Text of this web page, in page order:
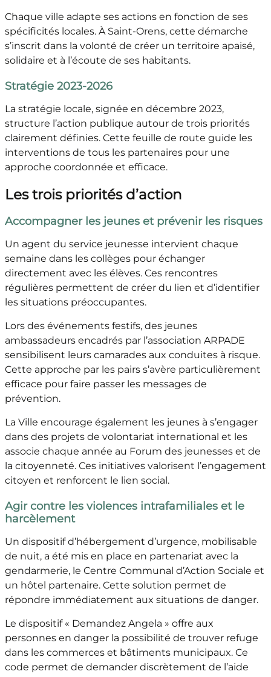
Chaque ville adapte ses actions en fonction de ses
spécificités locales. À Saint-Orens, cette démarche
s’inscrit dans la volonté de créer un territoire apaisé,
solidaire et à l’écoute de ses habitants.
Stratégie 2023-2026
La stratégie locale, signée en décembre 2023,
structure l’action publique autour de trois priorités
clairement définies. Cette feuille de route guide les
interventions de tous les partenaires pour une
approche coordonnée et efficace.
Les trois priorités d’action
Accompagner les jeunes et prévenir les risques
Un agent du service jeunesse intervient chaque
semaine dans les collèges pour échanger
directement avec les élèves. Ces rencontres
régulières permettent de créer du lien et d’identifier
les situations préoccupantes.
Lors des événements festifs, des jeunes
ambassadeurs encadrés par l’association ARPADE
sensibilisent leurs camarades aux conduites à risque.
Cette approche par les pairs s’avère particulièrement
efficace pour faire passer les messages de
prévention.
La Ville encourage également les jeunes à s’engager
dans des projets de volontariat international et les
associe chaque année au Forum des jeunesses et de
la citoyenneté. Ces initiatives valorisent l’engagement
citoyen et renforcent le lien social.
Agir contre les violences intrafamiliales et le
harcèlement
Un dispositif d’hébergement d’urgence, mobilisable
de nuit, a été mis en place en partenariat avec la
gendarmerie, le Centre Communal d’Action Sociale et
un hôtel partenaire. Cette solution permet de
répondre immédiatement aux situations de danger.
Le dispositif « Demandez Angela » offre aux
personnes en danger la possibilité de trouver refuge
dans les commerces et bâtiments municipaux. Ce
code permet de demander discrètement de l’aide